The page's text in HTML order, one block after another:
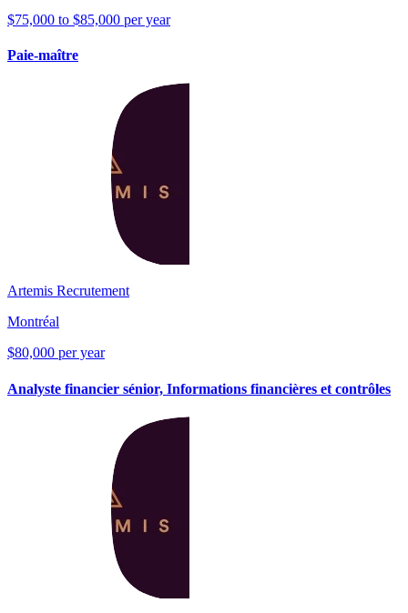
$75,000 to $85,000 per year
Paie-maître
Artemis Recrutement
Montréal
$80,000 per year
Analyste financier sénior, Informations financières et contrôles